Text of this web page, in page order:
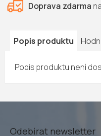
Doprava zdarma
Popis produktu
Popis produktu není
Odebírat newsletter